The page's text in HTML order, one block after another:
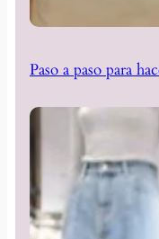
Paso a paso para